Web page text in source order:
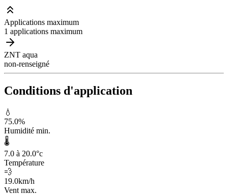
Applications maximum
1 applications maximum
ZNT aqua
non-renseigné
Conditions d'application
💧
75.0%
Humidité min.
🌡️
7.0 à 20.0°c
Température
💨
19.0km/h
Vent max.